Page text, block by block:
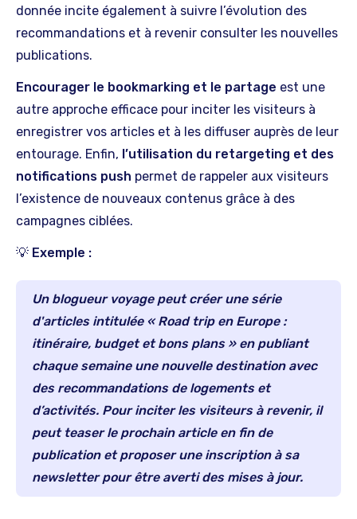
donnée incite également à suivre l’évolution des
recommandations et à revenir consulter les nouvelles
publications.
Encourager le bookmarking et le partage est une
autre approche efficace pour inciter les visiteurs à
enregistrer vos articles et à les diffuser auprès de leur
entourage. Enfin, l’utilisation du retargeting et des
notifications push permet de rappeler aux visiteurs
l’existence de nouveaux contenus grâce à des
campagnes ciblées.
💡 Exemple :
Un blogueur voyage peut créer une série
d'articles intitulée « Road trip en Europe :
itinéraire, budget et bons plans » en publiant
chaque semaine une nouvelle destination avec
des recommandations de logements et
d’activités. Pour inciter les visiteurs à revenir, il
peut teaser le prochain article en fin de
publication et proposer une inscription à sa
newsletter pour être averti des mises à jour.